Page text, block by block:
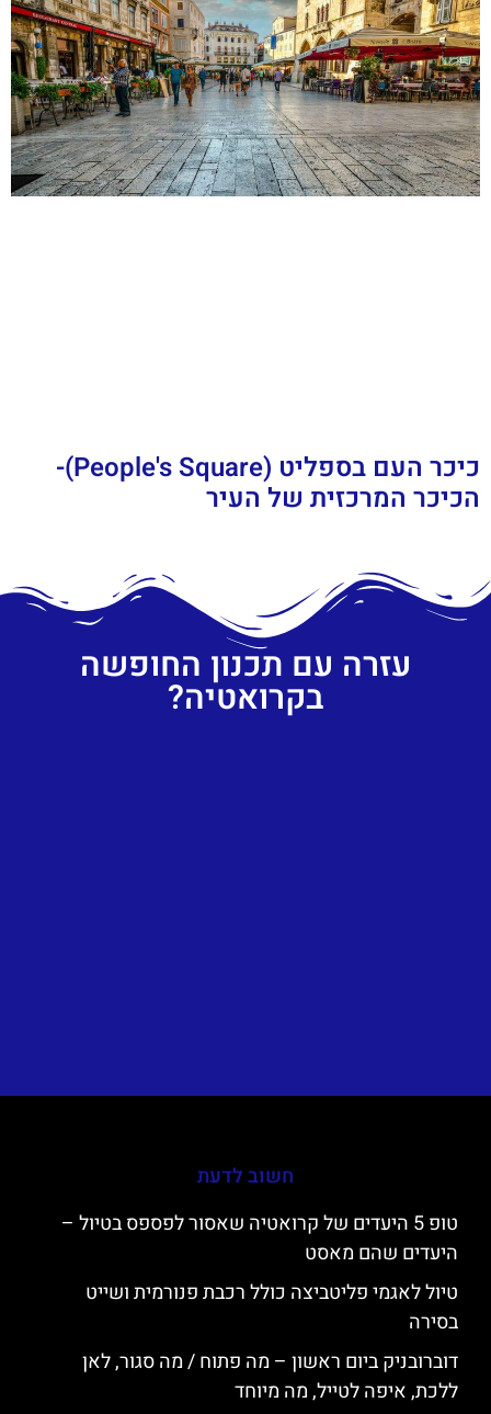
כיכר העם בספליט (People's Square)-
הכיכר המרכזית של העיר
עזרה עם תכנון החופשה
בקרואטיה?
חשוב לדעת
טופ 5 היעדים של קרואטיה שאסור לפספס בטיול –
היעדים שהם מאסט
טיול לאגמי פליטביצה כולל רכבת פנורמית ושייט
בסירה
דוברובניק ביום ראשון – מה פתוח / מה סגור, לאן
ללכת, איפה לטייל, מה מיוחד